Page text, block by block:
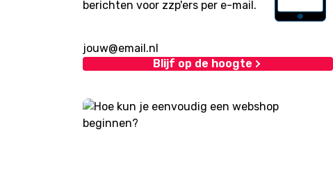
berichten voor zzp'ers per e-mail.
Blijf op de hoogte